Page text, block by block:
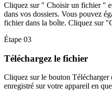
Cliquez sur " Choisir un fichier "
dans vos dossiers. Vous pouvez
fichier dans la boîte. Cliquez sur
Étape 03
Téléchargez le fichier
Cliquez sur le bouton
enregistré sur votre appareil en